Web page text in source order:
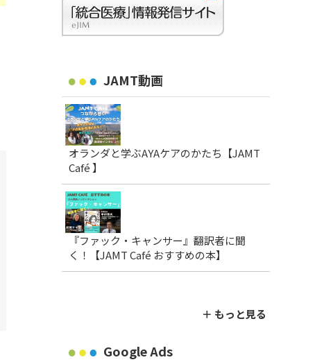
JAMT動画
オランダと学ぶAYAケアのかたち【JAMT
Café 】
『ファック・キャンサー』翻訳者に聞
く！【JAMT Café おすすめの本】
＋ もっと見る
Google Ads